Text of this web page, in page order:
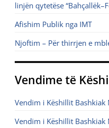
linjën qytetëse
Afishim Publik nga IMT
Njoftim – Për thirrjen e
Vendime të
Vendim i Këshillit
Vendim i Këshillit